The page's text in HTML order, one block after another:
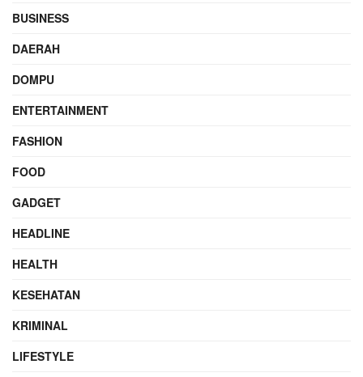
BUSINESS
DAERAH
DOMPU
ENTERTAINMENT
FASHION
FOOD
GADGET
HEADLINE
HEALTH
KESEHATAN
KRIMINAL
LIFESTYLE